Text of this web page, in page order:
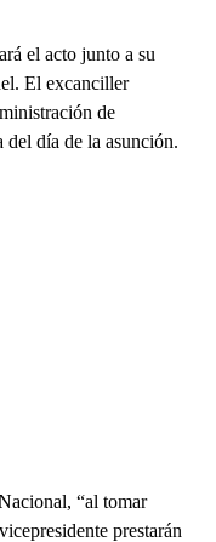
el acto junto a su
El excanciller
de
del día de la asunción.
“al tomar
prestarán